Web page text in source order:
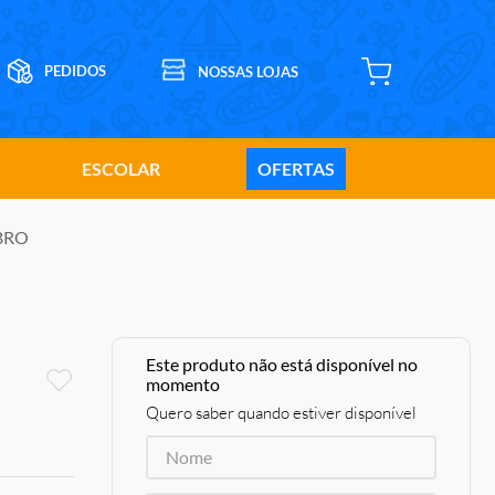
ESCOLAR OFERTAS
Este produto não está disponível no
momento
Quero saber quando estiver disponível